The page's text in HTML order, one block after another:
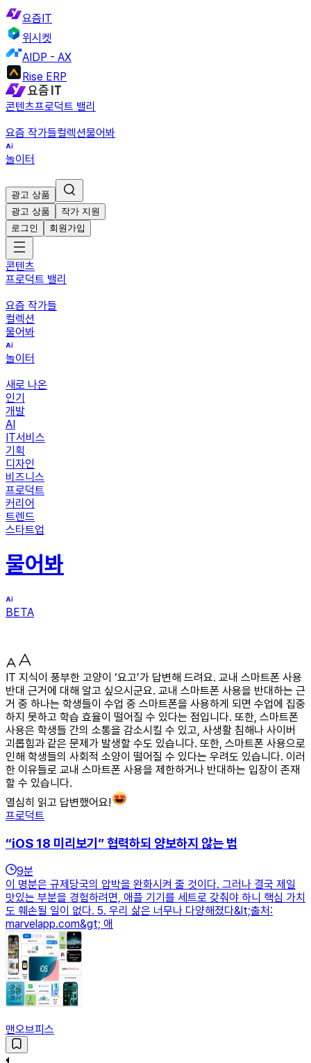
요즘IT
위시켓
AIDP - AX
Rise ERP
콘텐츠프로덕트 밸리
요즘 작가들컬렉션물어봐
놀이터
광고 상품
광고 상품
작가 지원
로그인
회원가입
콘텐츠
프로덕트 밸리
요즘 작가들
컬렉션
물어봐
놀이터
새로 나온
인기
개발
AI
IT서비스
기획
디자인
비즈니스
프로덕트
커리어
트렌드
스타트업
물어봐
BETA
IT 지식이 풍부한 고양이 ‘요고’가 답변해 드려요. 교내 스마트폰 사용
반대 근거에 대해 알고 싶으시군요. 교내 스마트폰 사용을 반대하는 근
거 중 하나는 학생들이 수업 중 스마트폰을 사용하게 되면 수업에 집중
하지 못하고 학습 효율이 떨어질 수 있다는 점입니다. 또한, 스마트폰
사용은 학생들 간의 소통을 감소시킬 수 있고, 사생활 침해나 사이버
괴롭힘과 같은 문제가 발생할 수도 있습니다. 또한, 스마트폰 사용으로
인해 학생들의 사회적 소양이 떨어질 수 있다는 우려도 있습니다. 이러
한 이유들로 교내 스마트폰 사용을 제한하거나 반대하는 입장이 존재
할 수 있습니다.
열심히 읽고 답변했어요!
프로덕트
“iOS 18 미리보기” 협력하되 양보하지 않는 법
9분
이 명분은 규제당국의 압박을 완화시켜 줄 것이다. 그러나 결국 제일
맛있는 부분을 경험하려면, 애플 기기를 세트로 갖춰야 하니 핵심 가치
도 훼손될 일이 없다. 5. 우리 삶은 너무나 다양해졌다&lt;출처:
marvelapp.com&gt; 애
맨오브피스